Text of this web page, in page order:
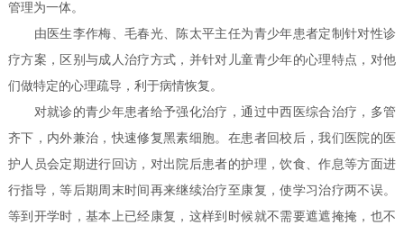
管理为一体。
由医生李作梅、毛春光、陈太平主任为青少年患者定制针对性诊
疗方案，区别与成人治疗方式，并针对儿童青少年的心理特点，对他
们做特定的心理疏导，利于病情恢复。
对就诊的青少年患者给予强化治疗，通过中西医综合治疗，多管
齐下，内外兼治，快速修复黑素细胞。 在患者回校后，我们医院的医
护人员会定期进行回访，对出院后患者的护理，饮食、作息等方面进
行指导，等后期周末时间再来继续治疗至康复，使学习治疗两不误。
等到开学时，基本上已经康复，这样到时候就不需要遮遮掩掩，也不